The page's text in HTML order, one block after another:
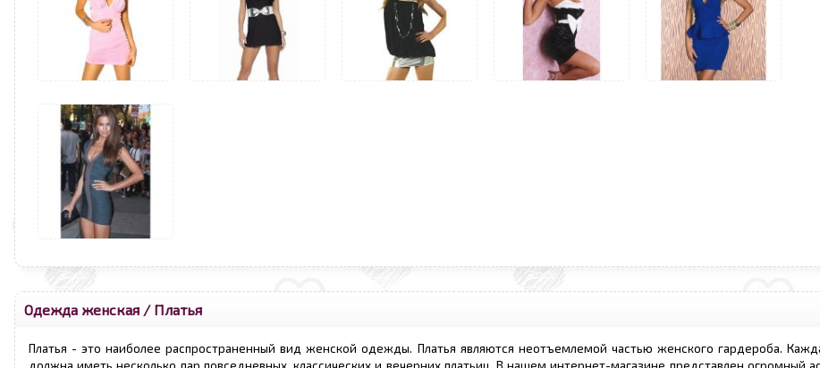
Одежда женская / Платья
Платья - это наиболее распространенный вид женской одежды. Платья являются неотъемлемой частью женского гардероба.